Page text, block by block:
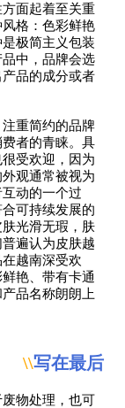
面起着至关重
格：色彩鲜艳
极简主义包装
中，品牌会选
品的成分或者
重简约的品牌
者的青睐。具
受欢迎，因为
观通常被视为
动的一个过
可持续发展的
光滑无瑕，肤
遍认为皮肤越
越南深受欢
艳、带有卡通
品名称朗朗上
\\写在最后
物处理，也可